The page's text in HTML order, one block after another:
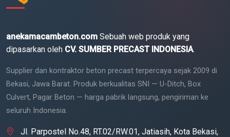
anekamacambeton.com Sebuah web produk yang
dipasarkan oleh CV. SUMBER PRECAST INDONESIA.
Supplier dan kontraktor beton precast terpercaya sejak 2009 di
Bekasi, Jawa Barat. Produk berkualitas SNI — U-Ditch, Box
Culvert, Pagar Beton — harga pabrik langsung, pengiriman ke
seluruh Indonesia.
Jl. Parpostel No.48, RT.02/RW.01, Jatiasih, Kota Bekasi,